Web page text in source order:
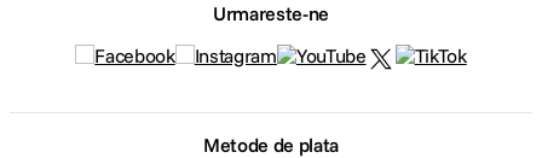
Urmareste-ne
Metode de plata